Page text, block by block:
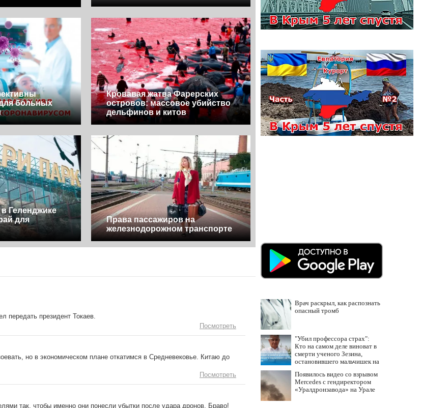
больных
Кровавая жатва Фарерских
островов: массовое убийство
дельфинов и китов
Геленджике
для
Права пассажиров на
железнодорожном транспорте
передать президент Токаев.
Посмотреть
но в экономическом плане откатимся в Средневековье. Китаю до
Посмотреть
так, чтобы именно они понесли убытки после удара дронов. Браво!
Врач раскрыл, как распознать
опасный тромб
"Убил профессора страх":
Кто на самом деле виноват в
смерти ученого Зезина,
остановившего мальчишек на
Появилось видео со взрывом
Mercedes с гендиректором
«Уралдронзавода» на Урале